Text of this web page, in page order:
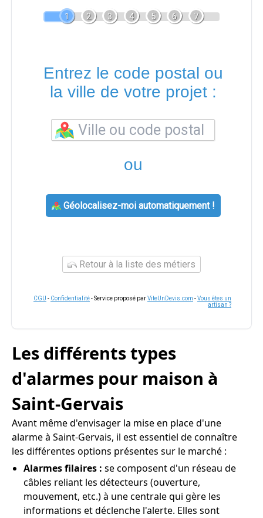
1 2 3 4 5 6 7
Entrez le code postal ou
la ville de votre projet :
ou
Géolocalisez-moi automatiquement !
Retour à la liste des métiers
CGU - Confidentialité- Service proposé parViteUnDevis.com -Vous êtes un
artisan ?
Les différents types
d'alarmes pour maison à
Saint-Gervais
Avant même d'envisager la mise en place d'une
alarme à Saint-Gervais, il est essentiel de connaître
les différentes options présentes sur le marché :
Alarmes filaires : se composent d'un réseau de
câbles reliant les détecteurs (ouverture,
mouvement, etc.) à une centrale qui gère les
informations et déclenche l'alerte. Elles sont